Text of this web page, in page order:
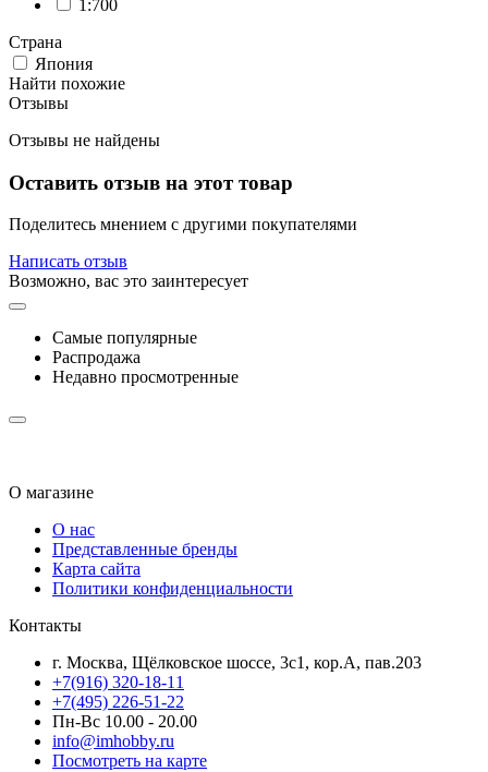
1:700
Страна
Япония
Найти похожие
Отзывы
Отзывы не найдены
Оставить отзыв на этот товар
Поделитесь мнением с другими покупателями
Написать отзыв
Возможно, вас это заинтересует
Самые популярные
Распродажа
Недавно просмотренные
О магазине
О нас
Представленные бренды
Карта сайта
Политики конфиденциальности
Контакты
г. Москва, Щёлковское шоссе, 3с1, кор.А, пав.203
+7(916) 320-18-11
+7(495) 226-51-22
Пн-Вс 10.00 - 20.00
info@imhobby.ru
Посмотреть на карте